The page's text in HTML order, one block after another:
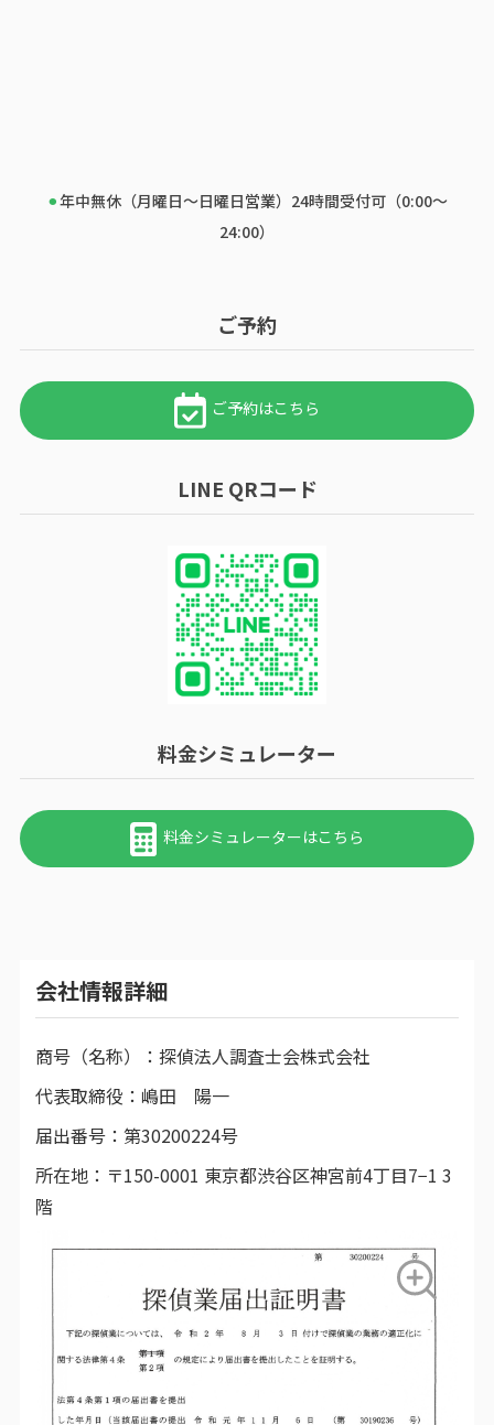
⚫︎年中無休（月曜日～日曜日営業）24時間受付可（0:00～
24:00）
ご予約
ご予約はこちら
LINE QRコード
料金シミュレーター
料金シミュレーターはこちら
会社情報詳細
商号（名称）： 探偵法人調査士会株式会社
代表取締役： 嶋田 陽一
届出番号： 第30200224号
所在地： 〒150-0001 東京都渋谷区神宮前4丁目7−1 3
階